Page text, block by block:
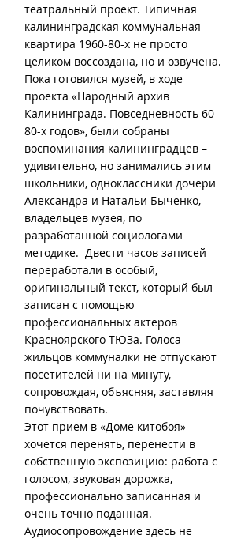
театральный проект. Типичная
калининградская коммунальная
квартира 1960-80-х не просто
целиком воссоздана, но и озвучена.
Пока готовился музей, в ходе
проекта «Народный архив
Калининграда. Повседневность 60–
80-х годов», были собраны
воспоминания калининградцев –
удивительно, но занимались этим
школьники, одноклассники дочери
Александра и Натальи Быченко,
владельцев музея, по
разработанной социологами
методике.  Двести часов записей
переработали в особый,
оригинальный текст, который был
записан с помощью
профессиональных актеров
Красноярского ТЮЗа. Голоса
жильцов коммуналки не отпускают
посетителей ни на минуту,
сопровождая, объясняя, заставляя
почувствовать.
Этот прием в «Доме китобоя»
хочется перенять, перенести в
собственную экспозицию: работа с
голосом, звуковая дорожка,
профессионально записанная и
очень точно поданная.
Аудиосопровождение здесь не